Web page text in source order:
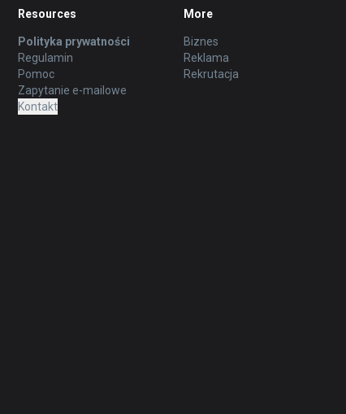
Resources
Polityka prywatności
Regulamin
Pomoc
Zapytanie e-mailowe
Kontakt
More
Biznes
Reklama
Rekrutacja